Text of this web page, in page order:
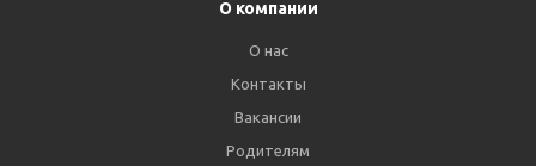
О компании
О нас
Контакты
Вакансии
Родителям